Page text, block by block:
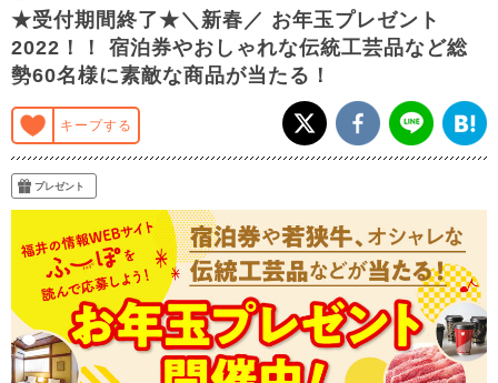
★受付期間終了★＼新春／ お年玉プレゼント
2022！！ 宿泊券やおしゃれな伝統工芸品など総
勢60名様に素敵な商品が当たる！
キープする
プレゼント